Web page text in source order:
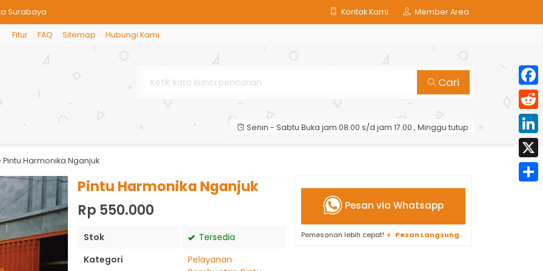
Surabaya
Solusi Praktis dan Estetis
2 Daun
Berkualitas | Harmonika Ma
Kontak Kami Member Area
Fitur FAQ Sitemap Hubungi Kami
Cari
Senin - Sabtu Buka jam 08.00 s/d jam 17.00 , Minggu tutup
Pintu Harmonika Nganjuk
Pintu Harmonika Nganjuk
Rp 550.000
Stok
Tersedia
Kategori
Pelayanan
Pesan via Whatsapp
Pemesanan lebih cepat! Pesan Langsung
X